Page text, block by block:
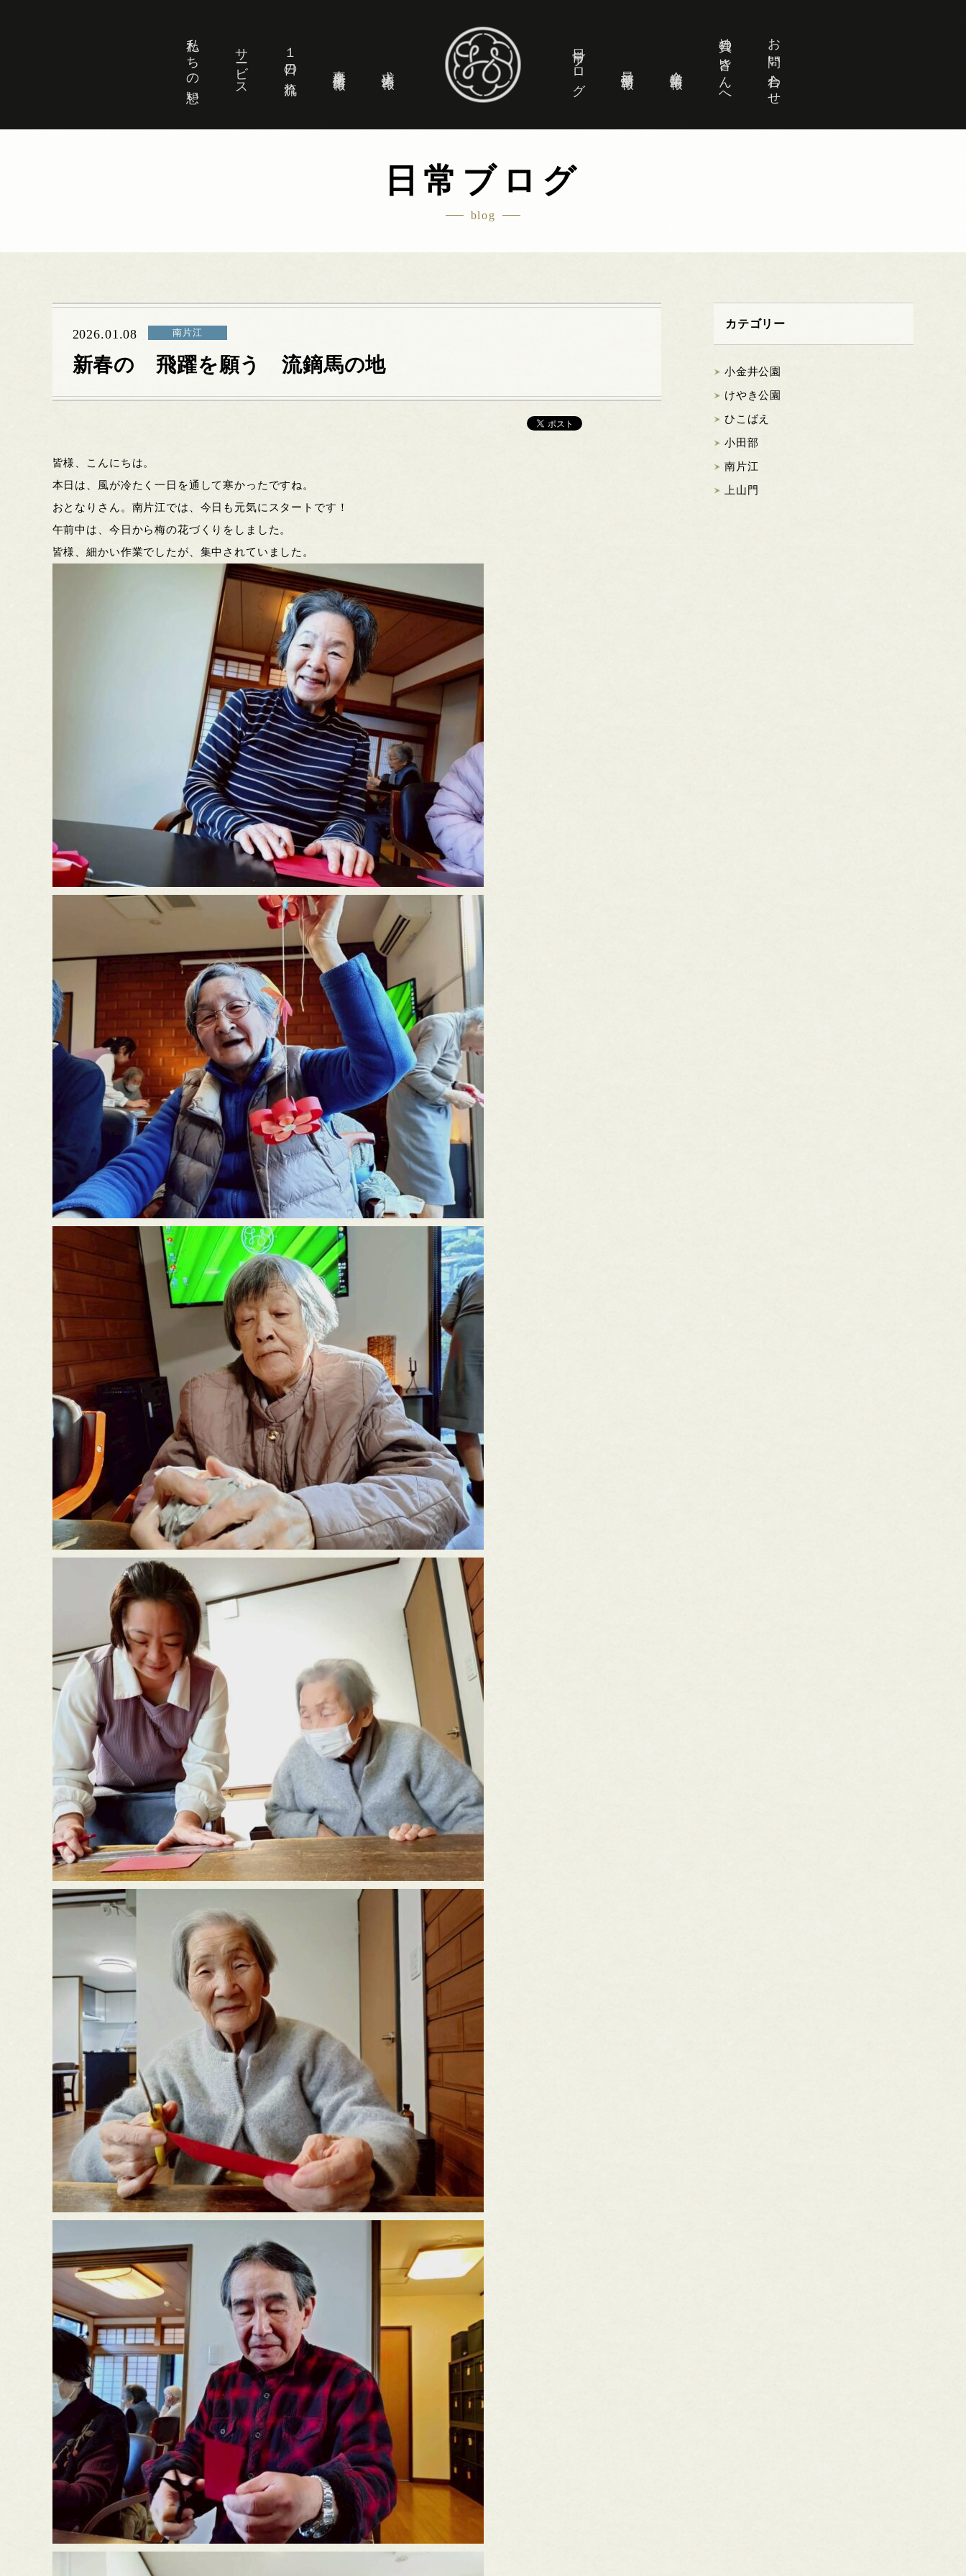
私たちの想い サービス １日の流れ 日常ブログ 社員の皆さんへ お問い合わせ
日常ブログ
blog
2026.01.08 南片江
新春の 飛躍を願う 流鏑馬の地
皆様、こんにちは。
本日は、風が冷たく一日を通して寒かったですね。
おとなりさん。南片江では、今日も元気にスタートです！
午前中は、今日から梅の花づくりをしました。
皆様、細かい作業でしたが、集中されていました。
カテゴリー
小金井公園
けやき公園
ひこばえ
小田部
南片江
上山門